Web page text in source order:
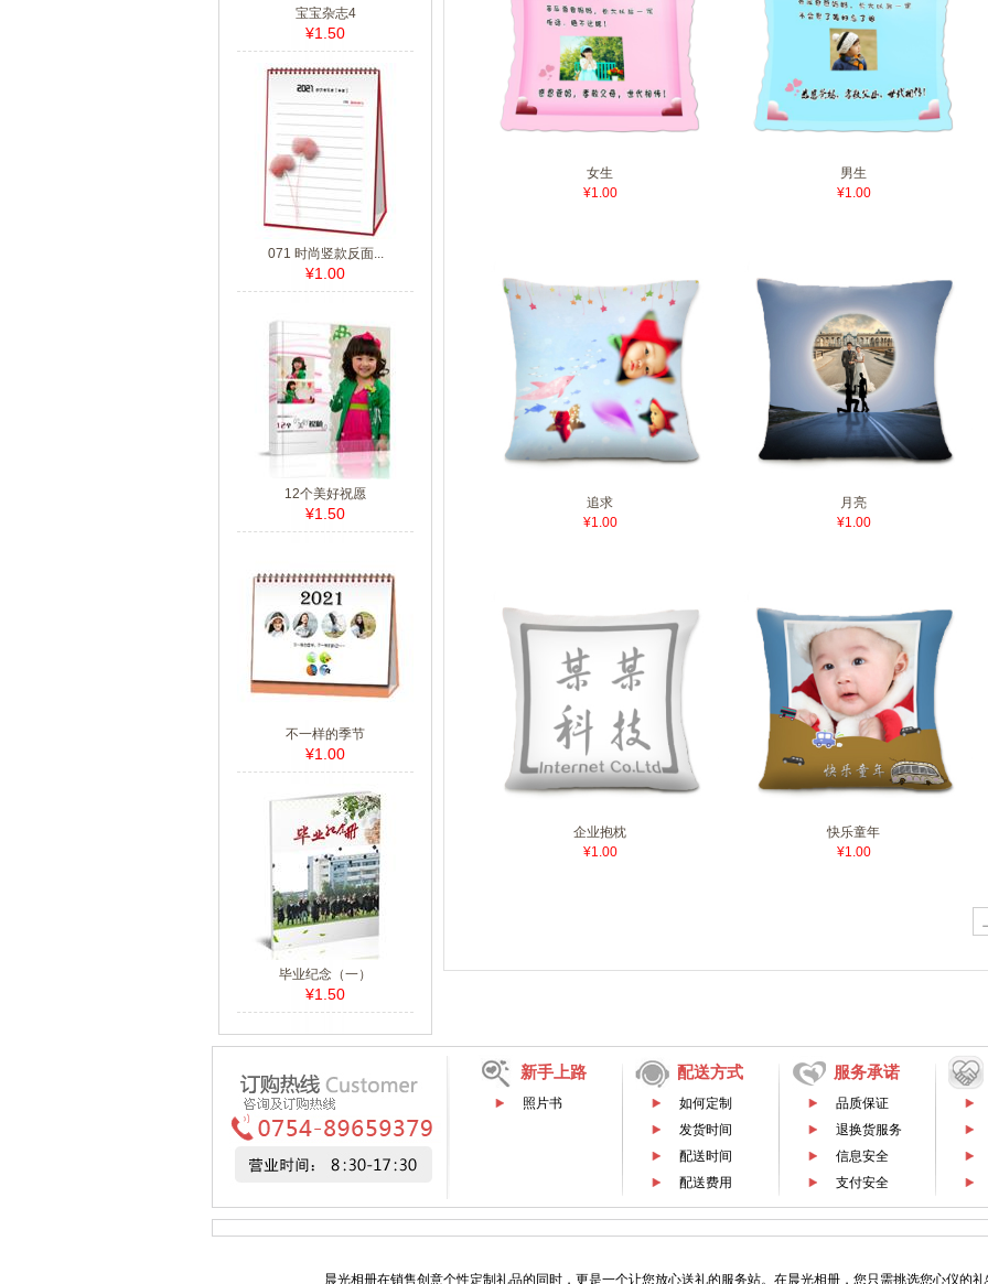
宝宝杂志4
¥1.50
071 时尚竖款反面...
¥1.00
12个美好祝愿
¥1.50
不一样的季节
¥1.00
毕业纪念（一）
¥1.50
女生
¥1.00
男生
¥1.00
追求
¥1.00
月亮
¥1.00
企业抱枕
¥1.00
快乐童年
¥1.00
新手上路
照片书
配送方式
如何定制
发货时间
配送时间
配送费用
服务承诺
品质保证
退换货服务
信息安全
支付安全
晨光相册在销售创意个性定制礼品的同时，更是一个让您放心送礼的服务站。在晨光相册，您只需挑选您心仪的